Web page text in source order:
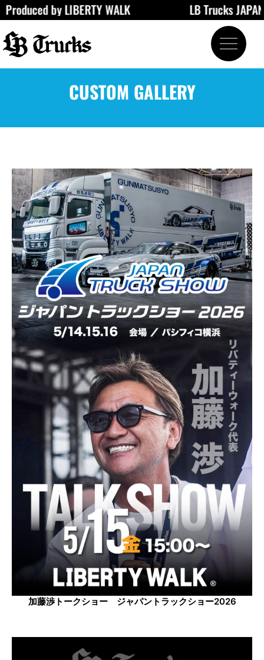
内
容
を
ス
by LIBERTY WALK LB Trucks JAPAN
CUSTOM GALLERY
加藤渉トークショー ジャパントラックショー2026